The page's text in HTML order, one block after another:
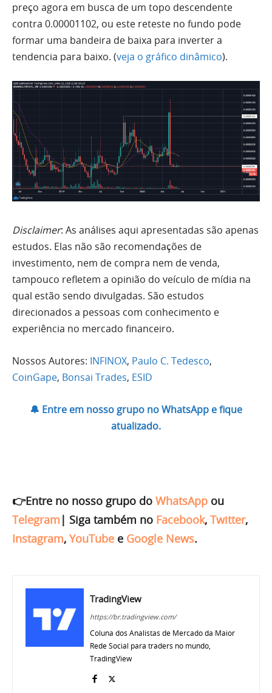
preço agora em busca de um topo descendente
contra 0.00001102, ou este reteste no fundo pode
formar uma bandeira de baixa para inverter a
tendencia para baixo. (veja o gráfico dinâmico).
Disclaimer: As análises aqui apresentadas são apenas
estudos. Elas não são recomendações de
investimento, nem de compra nem de venda,
tampouco refletem a opinião do veículo de mídia na
qual estão sendo divulgadas. São estudos
direcionados a pessoas com conhecimento e
experiência no mercado financeiro.
Nossos Autores: INFINOX, Paulo C. Tedesco,
CoinGape, Bonsai Trades, ESID
🔔 Entre em nosso grupo no WhatsApp e fique
atualizado.
👉Entre no nosso grupo do WhatsApp ou
Telegram | Siga também no Facebook, Twitter,
Instagram, YouTube e Google News.
TradingView
https://br.tradingview.com/
Coluna dos Analistas de Mercado da Maior
Rede Social para traders no mundo,
TradingView